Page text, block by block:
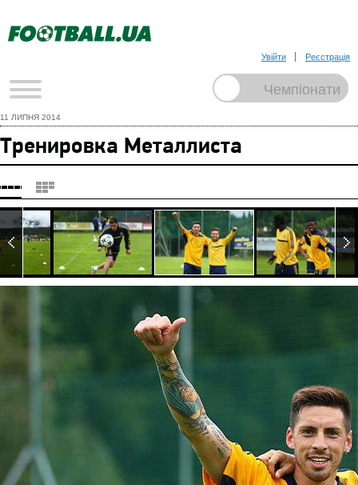
Увійти Реєстрація
11 ЛИПНЯ 2014
Тренировка Металлиста